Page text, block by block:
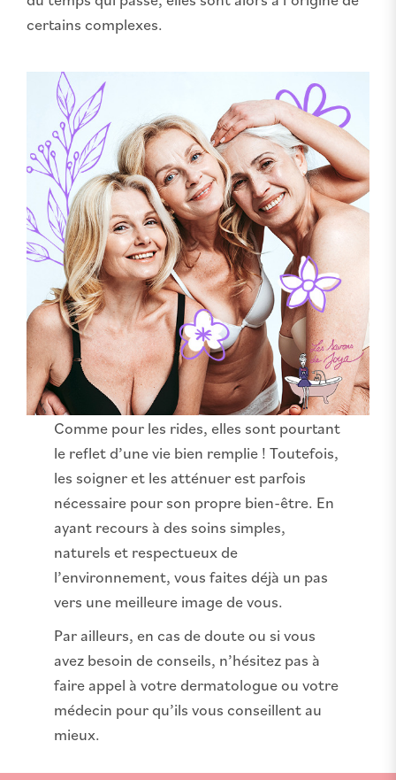
certains complexes.
Comme pour les rides, elles sont pourtant
le reflet d’une vie bien remplie ! Toutefois,
les soigner et les atténuer est parfois
nécessaire pour son propre bien-être. En
ayant recours à des soins simples,
naturels et respectueux de
l’environnement, vous faites déjà un pas
vers une meilleure image de vous.
Par ailleurs, en cas de doute ou si vous
avez besoin de conseils, n’hésitez pas à
faire appel à votre dermatologue ou votre
médecin pour qu’ils vous conseillent au
mieux.